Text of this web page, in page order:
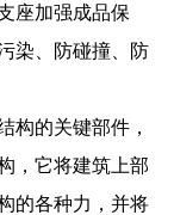
座加强成品保
染、防碰撞、防
构的关键部件，
，它将建筑上部
的各种力，并将